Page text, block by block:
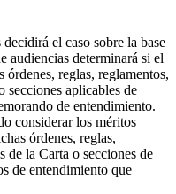
el caso sobre la base
audiencias determinará si el
reglas, reglamentos,
secciones aplicables de
de entendimiento.
considerar los méritos
órdenes, reglas,
de la Carta o secciones de
de entendimiento que